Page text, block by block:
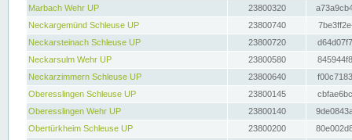
Marbach Wehr UP
23800320
Neckargemünd Schleuse UP
23800740
Neckarsteinach Schleuse UP
23800720
Neckarsulm Wehr UP
23800580
Neckarzimmern Schleuse UP
23800640
Oberesslingen Schleuse UP
23800145
Oberesslingen Wehr UP
23800140
Obertürkheim Schleuse UP
23800200